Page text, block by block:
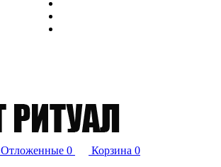
Отложенные 0 Корзина 0